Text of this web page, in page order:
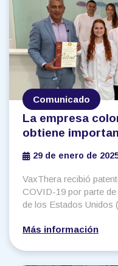
Comunicado
La empresa
obtiene
desarrollada
29 de enero de
VaxThera recibió
COVID-19 por parte
de los Estados Unidos
Más información